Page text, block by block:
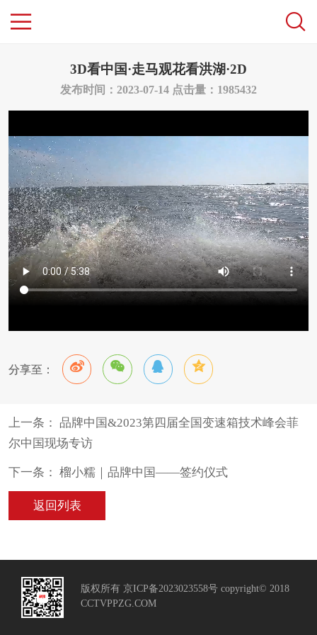
3D看中国·走马观花看洪湖·2D
发布时间：2023-07-14 点击量：1985432
分享至：
上一条： 品牌中国&2023第四届全国变速箱技术峰会菲
尔中国现场专访
下一条： 榴小糯｜品牌中国——签约仪式
返回列表
版权所有 京ICP备2023023558号 copyright© 2018
CCTVPPZG.COM